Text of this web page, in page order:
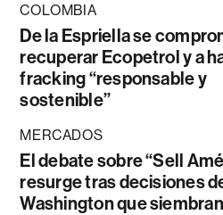
COLOMBIA
De la Espriella se
recuperar Ecopetrol y a
fracking “responsable y
sostenible”
MERCADOS
El debate sobre “Sell
resurge tras decisiones
Washington que